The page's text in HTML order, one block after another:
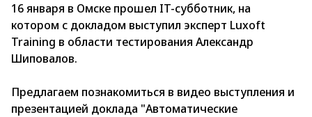
16 января в Омске прошел IT-субботник, на
котором с докладом выступил эксперт Luxoft
Training в области тестирования Александр
Шиповалов.
Предлагаем познакомиться в видео выступления и
презентацией доклада "Автоматические